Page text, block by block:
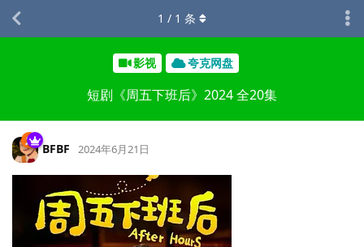
影视 夸克网盘
短剧《周五下班后》2024 全20集
1 / 1 条
BFBF 2024年6月21日